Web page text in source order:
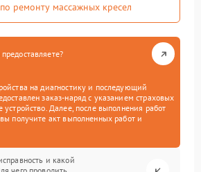
ремонту массажных кресел
на диагностику и последующий
заказ-наряд с указанием страховых
устройство. Далее, после выполнения работ
получите акт выполненных работ и
и какой